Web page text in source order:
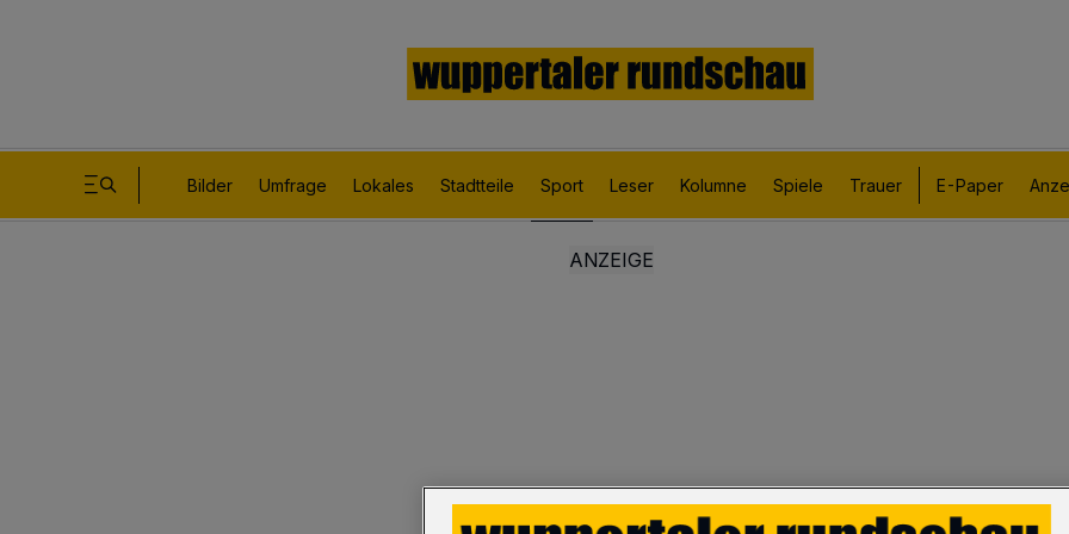
Bilder Umfrage Lokales Stadtteile Sport Leser Kolumne Spiele Trauer E-Paper